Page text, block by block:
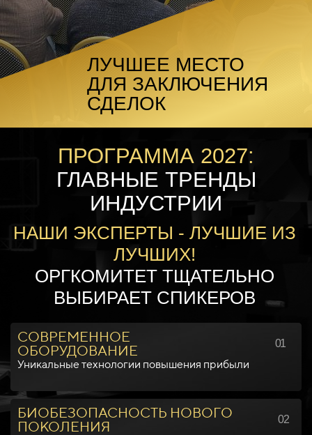
ЛУЧШЕЕ МЕСТО
ДЛЯ ЗАКЛЮЧЕНИЯ
СДЕЛОК
ПРОГРАММА 2027:
ГЛАВНЫЕ ТРЕНДЫ
ИНДУСТРИИ
НАШИ ЭКСПЕРТЫ - ЛУЧШИЕ ИЗ
ЛУЧШИХ!
ОРГКОМИТЕТ ТЩАТЕЛЬНО
ВЫБИРАЕТ СПИКЕРОВ
СОВРЕМЕННОЕ
ОБОРУДОВАНИЕ
01
Уникальные технологии повышения прибыли
БИОБЕЗОПАСНОСТЬ НОВОГО
ПОКОЛЕНИЯ
02